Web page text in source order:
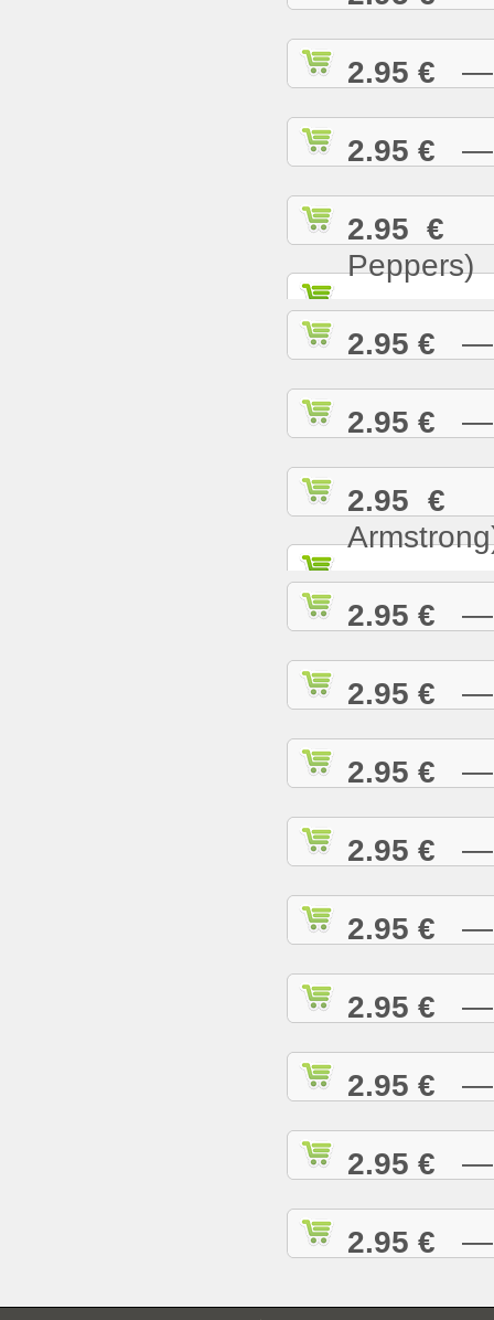
2.95 € —
2.95 € —
2.95 €
Peppers)
2.95 € —
2.95 € —
2.95 €
2.95 € —
2.95 € —
2.95 € —
2.95 € —
2.95 € —
2.95 € —
2.95 € —
2.95 € —
2.95 € —